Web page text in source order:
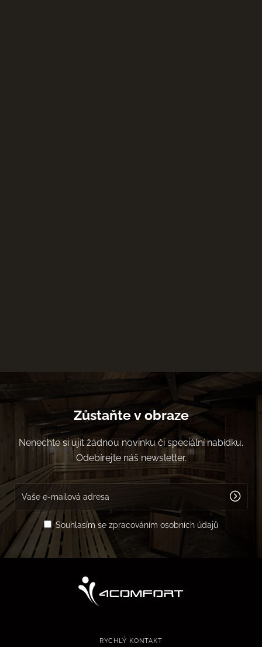
Zůstaňte v obraze
Nenechte si ujít žádnou novinku či speciální nabídku.
Odebírejte náš newsletter.
Souhlasím se zpracováním osobních údajů
RYCHLÝ KONTAKT